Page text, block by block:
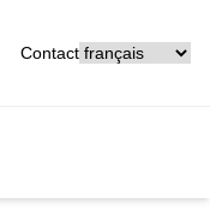
Contact